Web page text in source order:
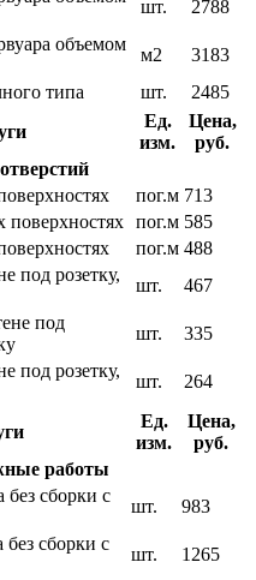
шт.
2788
объемом
м2
3183
типа
шт.
2485
Ед.
изм.
Цена,
руб.
пог.м 713
поверхностях пог.м 585
пог.м 488
под розетку,
шт.
467
под
шт.
335
под розетку,
шт. 264
Ед.
изм.
Цена,
руб.
работы
сборки с
шт.
983
сборки с
шт.
1265